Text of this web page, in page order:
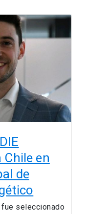
Chile en
de
seleccionado